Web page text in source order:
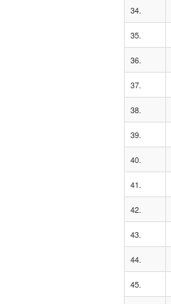
34.
35.
36.
37.
38.
39.
40.
41.
42.
43.
44.
45.